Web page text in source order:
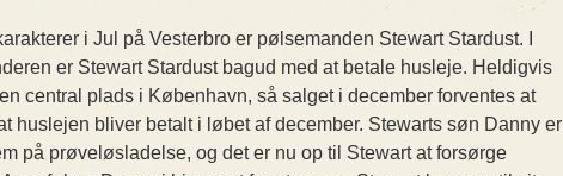
i Jul på Vesterbro er pølsemanden Stewart Stardust. I
er Stewart Stardust bagud med at betale husleje. Heldigvis
central plads i København, så salget i december forventes at
huslejen bliver betalt i løbet af december. Stewarts søn Danny er
på prøveløsladelse, og det er nu op til Stewart at forsørge